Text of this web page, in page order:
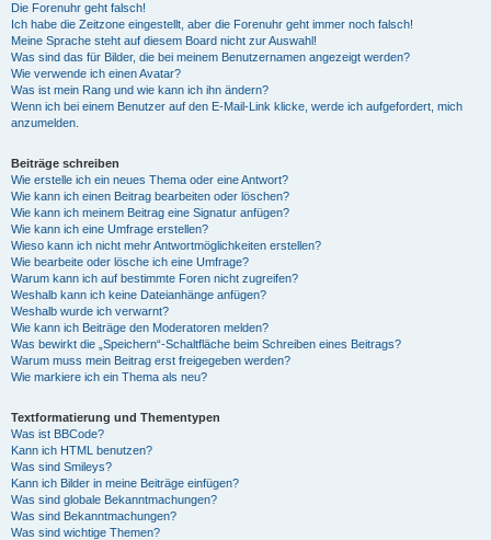
Die Forenuhr geht falsch!
Ich habe die Zeitzone eingestellt, aber die Forenuhr geht immer noch falsch!
Meine Sprache steht auf diesem Board nicht zur Auswahl!
Was sind das für Bilder, die bei meinem Benutzernamen angezeigt werden?
Wie verwende ich einen Avatar?
Was ist mein Rang und wie kann ich ihn ändern?
Wenn ich bei einem Benutzer auf den E-Mail-Link klicke, werde ich aufgefordert, mich
anzumelden.
Beiträge schreiben
Wie erstelle ich ein neues Thema oder eine Antwort?
Wie kann ich einen Beitrag bearbeiten oder löschen?
Wie kann ich meinem Beitrag eine Signatur anfügen?
Wie kann ich eine Umfrage erstellen?
Wieso kann ich nicht mehr Antwortmöglichkeiten erstellen?
Wie bearbeite oder lösche ich eine Umfrage?
Warum kann ich auf bestimmte Foren nicht zugreifen?
Weshalb kann ich keine Dateianhänge anfügen?
Weshalb wurde ich verwarnt?
Wie kann ich Beiträge den Moderatoren melden?
Was bewirkt die „Speichern“-Schaltfläche beim Schreiben eines Beitrags?
Warum muss mein Beitrag erst freigegeben werden?
Wie markiere ich ein Thema als neu?
Textformatierung und Thementypen
Was ist BBCode?
Kann ich HTML benutzen?
Was sind Smileys?
Kann ich Bilder in meine Beiträge einfügen?
Was sind globale Bekanntmachungen?
Was sind Bekanntmachungen?
Was sind wichtige Themen?